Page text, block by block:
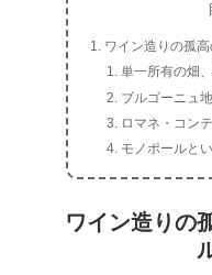
ワイン造りの孤
単一所有の畑
ブルゴーニュ
ロマネ・コン
モノポールと
ワイン造りの